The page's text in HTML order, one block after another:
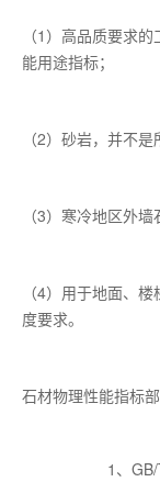
（1）高品质要求
能用途指标；
（2）砂岩，并不是
（3）寒冷地区外
（4）用于地面、
度要求。
石材物理性能指标
1、